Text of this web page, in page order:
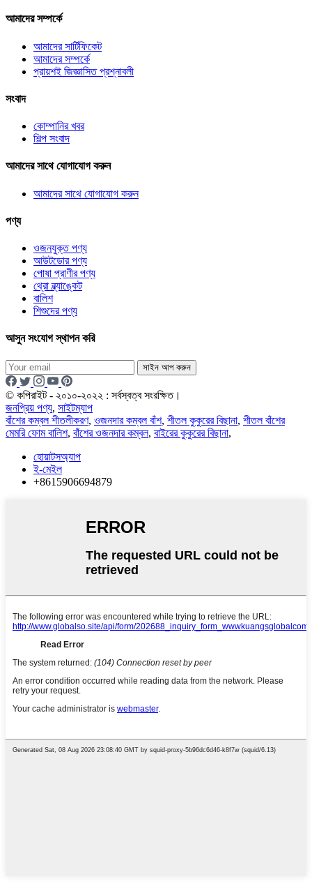
আমাদের সম্পর্কে
আমাদের সার্টিফিকেট
আমাদের সম্পর্কে
প্রায়শই জিজ্ঞাসিত প্রশ্নাবলী
সংবাদ
কোম্পানির খবর
শিল্প সংবাদ
আমাদের সাথে যোগাযোগ করুন
আমাদের সাথে যোগাযোগ করুন
পণ্য
ওজনযুক্ত পণ্য
আউটডোর পণ্য
পোষা প্রাণীর পণ্য
থ্রো ব্ল্যাঙ্কেট
বালিশ
শিশুদের পণ্য
আসুন সংযোগ স্থাপন করি
সাইন আপ করুন
© কপিরাইট - ২০১০-২০২২ : সর্বস্বত্ব সংরক্ষিত।
জনপ্রিয় পণ্য, সাইটম্যাপ
বাঁশের কম্বল শীতলীকরণ, ওজনদার কম্বল বাঁশ, শীতল কুকুরের বিছানা, শীতল বাঁশের
মেমরি ফোম বালিশ, বাঁশের ওজনদার কম্বল, বাইরের কুকুরের বিছানা,
হোয়াটসঅ্যাপ
ই-মেইল
+8615906694879